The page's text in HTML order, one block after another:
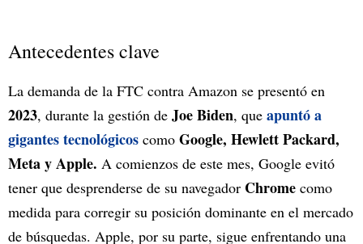
Antecedentes clave
La demanda de la FTC contra Amazon se presentó en
2023, durante la gestión de Joe Biden, que apuntó a
gigantes tecnológicos como Google, Hewlett Packard,
Meta y Apple. A comienzos de este mes, Google evitó
tener que desprenderse de su navegador Chrome como
medida para corregir su posición dominante en el mercado
de búsquedas. Apple, por su parte, sigue enfrentando una